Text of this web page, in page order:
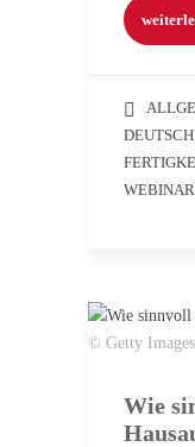
© Getty
Wie